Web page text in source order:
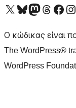
Visit our X (formerly Twitter) account
Visit our Bluesky account
Επισκεφθείτε τον λογαριασμό μας στο
Visit our Threads
Επισκεφτείτε
Ο κώδικας είναι
The WordPress®
WordPress